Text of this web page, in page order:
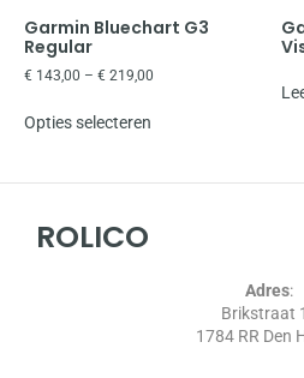
Garmin Bluechart G3
Regular
€ 143,00 – € 219,00
Opties selecteren
ROLICO
Adres:
Brikstraat
1784 RR Den